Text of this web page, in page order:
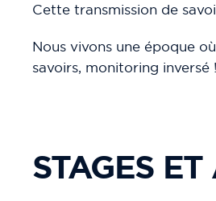
Cette transmission de
Nous vivons une époque
savoirs, monitoring inversé !
STAGES